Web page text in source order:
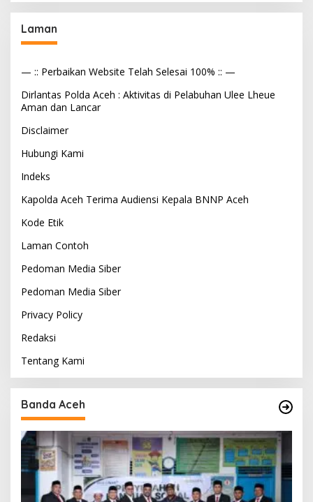
Laman
— :: Perbaikan Website Telah Selesai 100% :: —
Dirlantas Polda Aceh : Aktivitas di Pelabuhan Ulee Lheue
Aman dan Lancar
Disclaimer
Hubungi Kami
Indeks
Kapolda Aceh Terima Audiensi Kepala BNNP Aceh
Kode Etik
Laman Contoh
Pedoman Media Siber
Pedoman Media Siber
Privacy Policy
Redaksi
Tentang Kami
Banda Aceh